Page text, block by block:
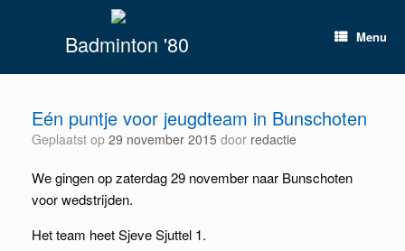
Badminton '80 Menu
Eén puntje voor jeugdteam in Bunschoten
Geplaatst op 29 november 2015 door redactie
We gingen op zaterdag 29 november naar Bunschoten
voor wedstrijden.
Het team heet Sjeve Sjuttel 1.